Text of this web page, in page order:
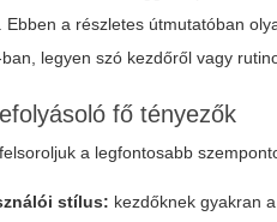
Ebben a részletes útmutatóban
legyen szó kezdőről vagy
fő tényezők
a legfontosabb
stílus: kezdőknek gyakran